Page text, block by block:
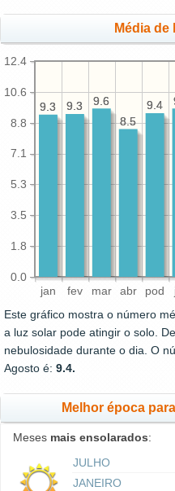
Média de
jan fev mar abr pod
0.0
1.8
3.5
5.3
7.1
8.8
10.6
12.4
9.4
8.5
9.6
9.3
9.3
9.4
8.5
9.6
9.3
9.3
Este gráfico mostra o número
a luz solar pode atingir o solo.
nebulosidade durante o dia. O
Agosto é: 9.4.
Melhor época
Meses mais ensolarados:
JULHO
JANEIRO